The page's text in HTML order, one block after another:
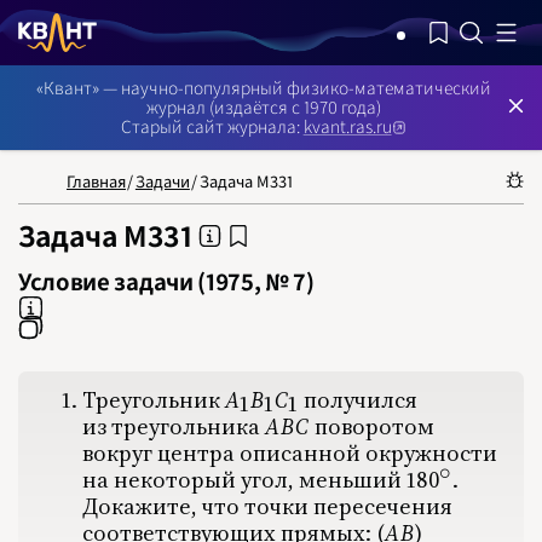
НОМЕРА СТАТЬИ ЗАДАЧИ УКАЗАТЕЛИ РУБРИКАТОРЫ
1970
1971
1972
1973
1974
1975
NB: Сортировка результатов — по релевантности, поиск в номерах
«Квант» — научно-популярный физико-математический
журнал (издаётся с 1970 года)
Старый сайт журнала: kvant.ras.ru
Главная/Задачи/Задача М331
Задача М331
Условие задачи (1975, № 7)
ТреугольникA_1B_1C_1
A1B1C1 ‍ получился
из треугольникаABC
ABC ‍ поворотом
вокруг центра описанной окружности
на некоторый угол, меньший180^\circ
180∘‍.
Докажите, что точки пересечения
соответствующих прямых: (AB)
(AB)